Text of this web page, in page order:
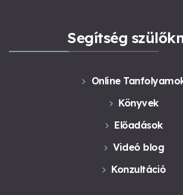
Segítség
Online
Könyvek
Előadások
Videó blog
Konzultáció